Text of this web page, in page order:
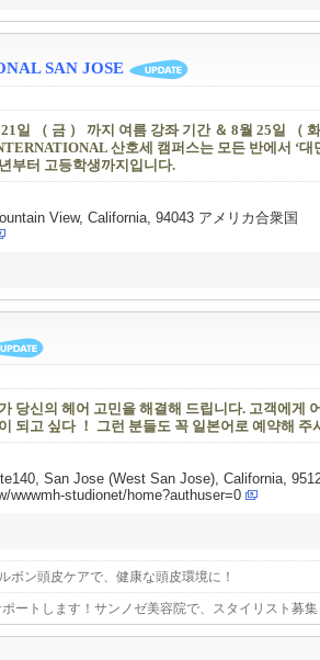
SAN JOSE
일 （ 금 ） 까지 여름 강좌 기간 ＆ 8월 25일 （
산호세 캠퍼스는 모든 반에서 ‘대
부터 고등학생까지입니다.
View, California, 94043 アメリカ合衆国
당신의 헤어 고민을 해결해 드립니다. 고객에게
되고 싶다 ！ 그런 분들도 꼭 일본어로 예약해 주
San Jose (West San Jose), California,
wwwmh-studionet/home?authuser=0
ボン頭皮ケアで、健康な頭皮環境に！
ートします！サンノゼ美容院で、スタイリスト募